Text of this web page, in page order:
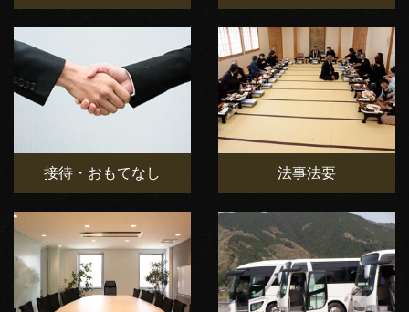
接待・おもてなし 法事法要